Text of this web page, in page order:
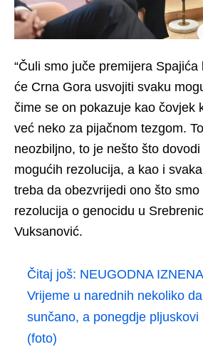
“Čuli smo juče premijera
će Crna Gora usvojiti svaku
čime se on pokazuje kao čovjek
već neko za pijačnom tezgom.
neozbiljno, to je nešto što
mogućih rezolucija, a kao i
treba da obezvrijedi ono što
rezolucija o genocidu u
Vuksanović.
Čitaj još: NEUGODNA
Vrijeme u narednih nekoliko
sunčano, a ponegdje pljuskovi
(foto)